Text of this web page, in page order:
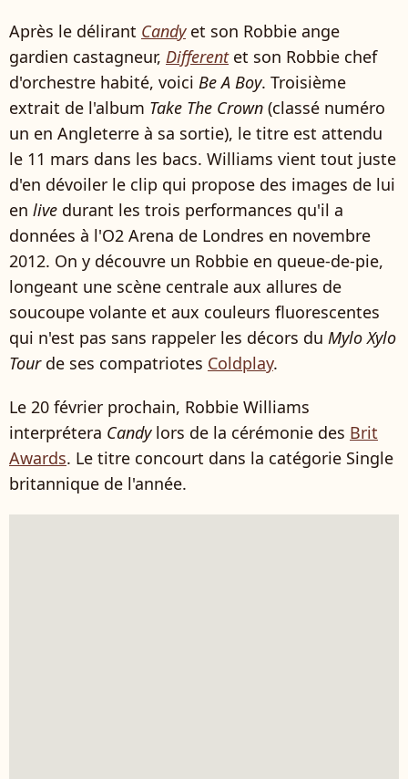
Après le délirant Candyet son Robbie ange
gardien castagneur, Differentet son Robbie chef
d'orchestre habité, voici Be A Boy. Troisième
extrait de l'album Take The Crown (classé numéro
un en Angleterre à sa sortie), le titre est attendu
le 11 mars dans les bacs. Williams vient tout juste
d'en dévoiler le clip qui propose des images de lui
en live durant les trois performances qu'il a
données à l'O2 Arena de Londres en novembre
2012. On y découvre un Robbie en queue-de-pie,
longeant une scène centrale aux allures de
soucoupe volante et aux couleurs fluorescentes
qui n'est pas sans rappeler les décors du Mylo Xylo
Tourde ses compatriotes Coldplay.
Le 20 février prochain, Robbie Williams
interprétera Candylors de la cérémonie des Brit
Awards. Le titre concourt dans la catégorie Single
britannique de l'année.